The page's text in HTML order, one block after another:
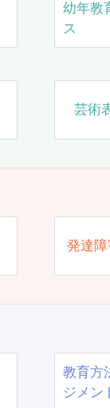
幼年教
ス
芸術
発達
教育方
ジメン